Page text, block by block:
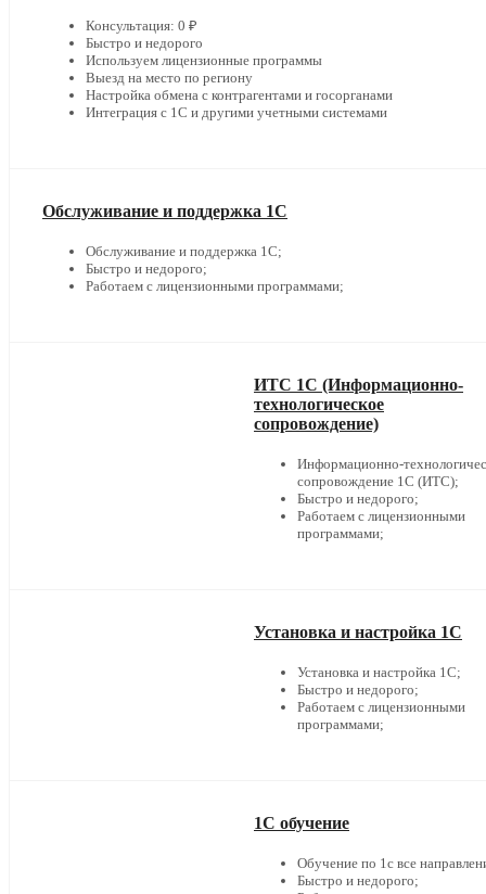
Консультация: 0 ₽
Быстро и недорого
Используем лицензионные программы
Выезд на место по региону
Настройка обмена с контрагентами и госорганами
Интеграция с 1С и другими учетными системами
Обслуживание и поддержка 1С
Обслуживание и поддержка 1С;
Быстро и недорого;
Работаем с лицензионными программами;
ИТС 1С (Информационно-
технологическое
сопровождение)
Информационно-
сопровождение 1С (ИТС);
Быстро и недорого;
Работаем с лицензионными
программами;
Установка и настройка 1С
Установка и настройка 1С;
Быстро и недорого;
Работаем с лицензионными
программами;
1С обучение
Обучение по 1с все
Быстро и недорого;